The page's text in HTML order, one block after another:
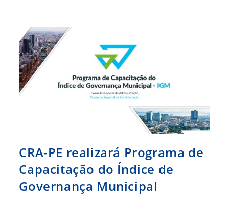
Fortalecimento
Rede
Parcerias
–
Etapa
Sergipe
CRA-PE realizará Programa de
Capacitação do Índice de
Governança Municipal